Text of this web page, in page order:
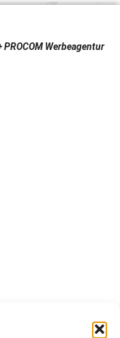
Werbeagentur